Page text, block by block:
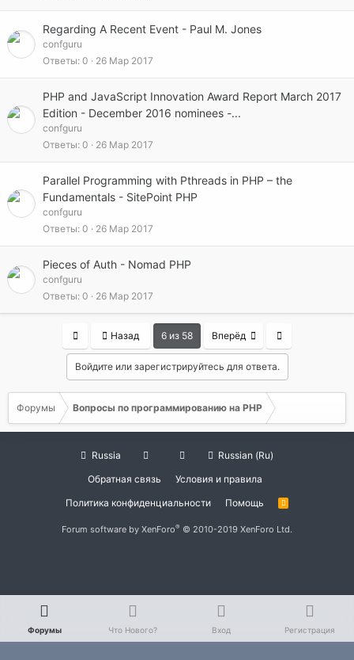
Regarding A Recent Event - Paul M. Jones
confguru
Ответы 0 26 Мар 2017
PHP and JavaScript Innovation Award Report March 2017
Edition - December 2016 nominees -...
confguru
Ответы 0 26 Мар 2017
Parallel Programming with Pthreads in PHP – the
Fundamentals - SitePoint PHP
confguru
Ответы 0 26 Мар 2017
Pieces of Auth - Nomad PHP
confguru
Ответы 0 26 Мар 2017
Назад 6 из 58 Вперёд
Войдите или зарегистрируйтесь для ответа.
Форумы Вопросы по программированию на РНР
Russia
Russian (Ru)
Обратная связь
Условия и правила
Политика конфиденциальности
Помощь
R
Forum software by XenForo® © 2010-2019 XenForo Ltd.
Форумы Что Нового? Вход Регистрация